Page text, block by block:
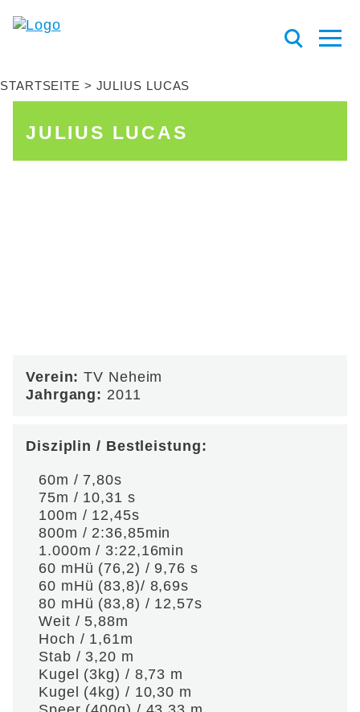
STARTSEITE JULIUS LUCAS
JULIUS LUCAS
Verein: TV Neheim
Jahrgang: 2011
Disziplin / Bestleistung:
60m / 7,80s
75m / 10,31 s
100m / 12,45s
800m / 2:36,85min
1.000m / 3:22,16min
60 mHü (76,2) / 9,76 s
60 mHü (83,8)/ 8,69s
80 mHü (83,8) / 12,57s
Weit / 5,88m
Hoch / 1,61m
Stab / 3,20 m
Kugel (3kg) / 8,73 m
Kugel (4kg) / 10,30 m